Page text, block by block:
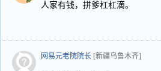
人家有钱，拼爹杠杠滴。
网易元老院院长 [新疆乌鲁木齐]